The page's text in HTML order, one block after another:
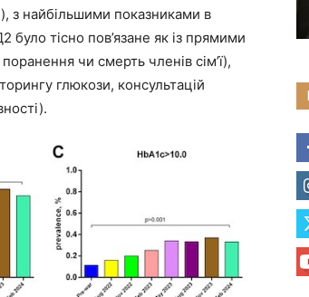
з найбільшими показниками в
було тісно пов’язане як із прямими
чи смерть членів сім’ї),
глюкози, консультацій